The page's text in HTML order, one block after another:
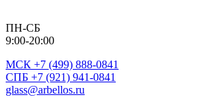
ПН-СБ
9:00-20:00
МСК +7 (499) 888-0841
СПБ +7 (921) 941-0841
glass@arbellos.ru